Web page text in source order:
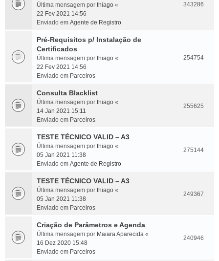
Última mensagem por thiago «
22 Fev 2021 14:56
Enviado em Agente de Registro
343286
Pré-Requisitos p/ Instalação de
Certificados
Última mensagem por thiago «
22 Fev 2021 14:56
Enviado em Parceiros
254754
Consulta Blacklist
Última mensagem por thiago «
14 Jan 2021 15:11
Enviado em Parceiros
255625
TESTE TÉCNICO VALID – A3
Última mensagem por thiago «
05 Jan 2021 11:38
Enviado em Agente de Registro
275144
TESTE TÉCNICO VALID – A3
Última mensagem por thiago «
05 Jan 2021 11:38
Enviado em Parceiros
249367
Criação de Parâmetros e Agenda
Última mensagem por Maiara Aparecida «
16 Dez 2020 15:48
Enviado em Parceiros
240946